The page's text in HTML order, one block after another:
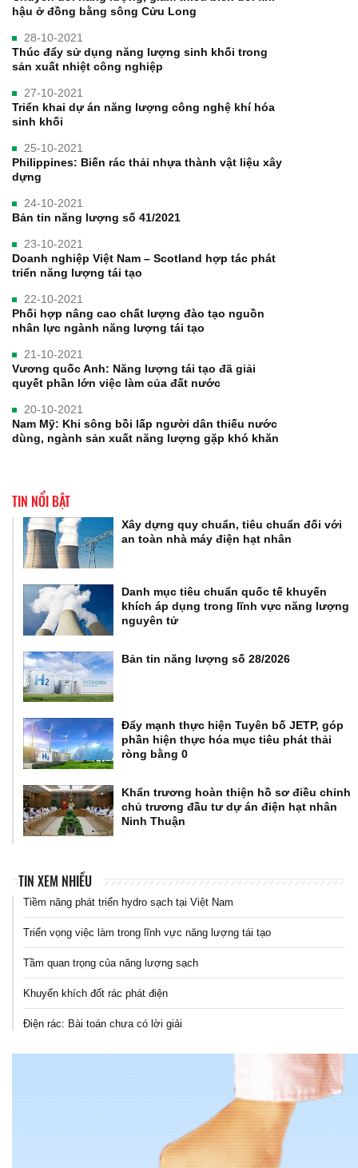
hậu ở đồng bằng sông Cửu Long
28-10-2021
Thúc đẩy sử dụng năng lượng sinh khối trong
sản xuất nhiệt công nghiệp
27-10-2021
Triển khai dự án năng lượng công nghệ khí hóa
sinh khối
25-10-2021
Philippines: Biến rác thải nhựa thành vật liệu xây
dựng
24-10-2021
Bản tin năng lượng số 41/2021
23-10-2021
Doanh nghiệp Việt Nam – Scotland hợp tác phát
triển năng lượng tái tạo
22-10-2021
Phối hợp nâng cao chất lượng đào tạo nguồn
nhân lực ngành năng lượng tái tạo
21-10-2021
Vương quốc Anh: Năng lượng tái tạo đã giải
quyết phần lớn việc làm của đất nước
20-10-2021
Nam Mỹ: Khi sông bồi lấp người dân thiếu nước
dùng, ngành sản xuất năng lượng gặp khó khăn
TIN NỔI BẬT
Xây dựng quy chuẩn, tiêu chuẩn đối với
an toàn nhà máy điện hạt nhân
Danh mục tiêu chuẩn quốc tế khuyến
khích áp dụng trong lĩnh vực năng lượng
nguyên tử
Bản tin năng lượng số 28/2026
Đẩy mạnh thực hiện Tuyên bố JETP, góp
phần hiện thực hóa mục tiêu phát thải
ròng bằng 0
Khẩn trương hoàn thiện hồ sơ điều chỉnh
chủ trương đầu tư dự án điện hạt nhân
Ninh Thuận
TIN XEM NHIỀU
Tiềm năng phát triển hydro sạch tại Việt Nam
Triển vọng việc làm trong lĩnh vực năng lượng tái tạo
Tầm quan trọng của năng lượng sạch
Khuyến khích đốt rác phát điện
Điện rác: Bài toán chưa có lời giải